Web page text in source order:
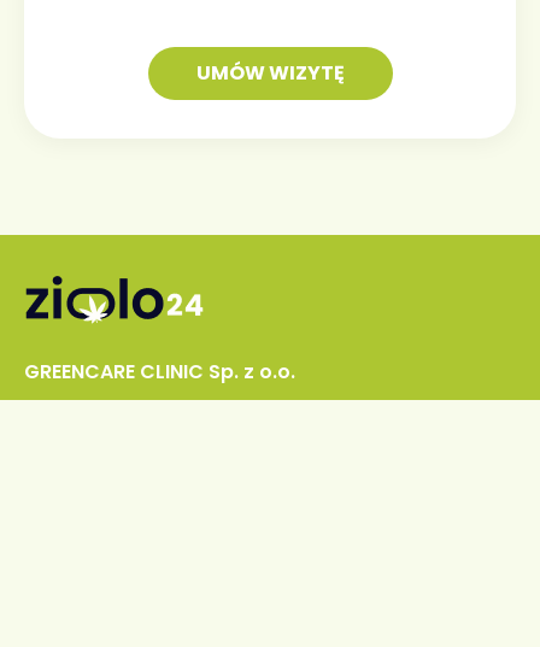
UMÓW WIZYTĘ
GREENCARE CLINIC Sp. z o.o.